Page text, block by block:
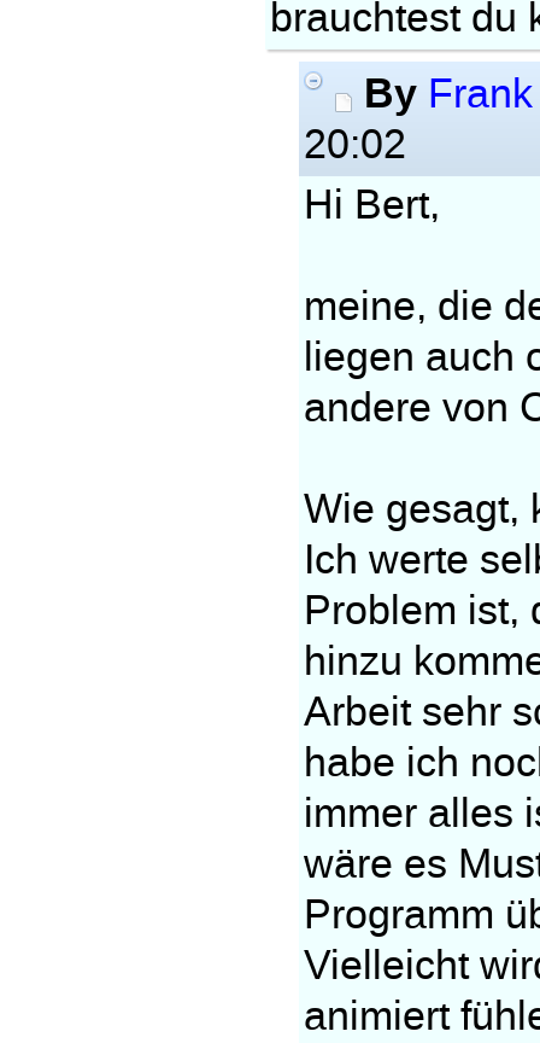
brauchtest du
By
20:02
Hi Bert,
meine, die
liegen auch
andere von
Wie gesagt,
Ich werte
Problem ist,
hinzu
Arbeit sehr
habe ich
immer alles
wäre es
Programm
Vielleicht
animiert